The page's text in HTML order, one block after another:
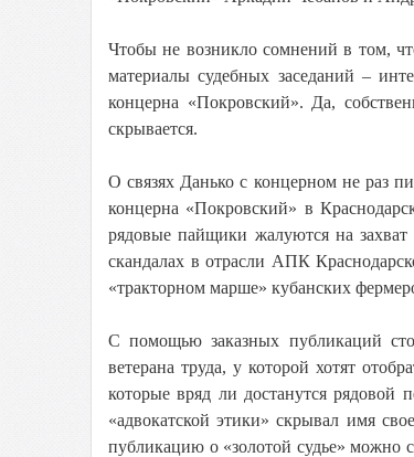
Чтобы не возникло сомнений в том,
материалы судебных заседаний –
концерна «Покровский». Да,
скрывается.
О связях Данько с концерном не раз
концерна «Покровский» в
рядовые пайщики жалуются на захват
скандалах в отрасли АПК
«тракторном марше» кубанских
С помощью заказных публикаций
ветерана труда, у которой хотят
которые вряд ли достанутся
«адвокатской этики» скрывал имя
публикацию о «золотой судье» можно